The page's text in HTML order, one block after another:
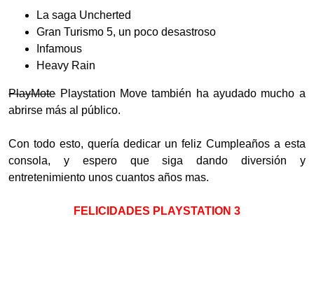
La saga Uncherted
Gran Turismo 5, un poco desastroso
Infamous
Heavy Rain
PlayMotePlaystation Move también ha ayudado mucho a
abrirse más al público.
Con todo esto, quería dedicar un feliz Cumpleaños a esta
consola, y espero que siga dando diversión y
entretenimiento unos cuantos años mas.
FELICIDADES PLAYSTATION 3